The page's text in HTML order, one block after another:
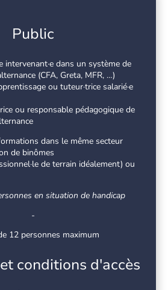
Public
intervenant·e dans un système de
(CFA, Greta, MFR, …)
ou tuteur·trice salarié·e
ou responsable pédagogique de
dans le même secteur
de binômes
de terrain idéalement) ou
en situation de handicap
-
12 personnes maximum
conditions d'accès